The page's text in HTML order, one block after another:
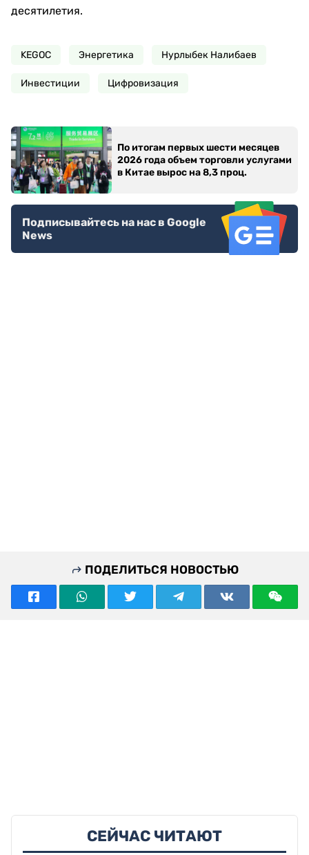
десятилетия.
KEGOC Энергетика Нурлыбек Налибаев
Инвестиции Цифровизация
По итогам первых шести месяцев
2026 года объем торговли услугами
в Китае вырос на 8,3 проц.
Подписывайтесь на нас в Google
News
ПОДЕЛИТЬСЯ НОВОСТЬЮ
СЕЙЧАС ЧИТАЮТ